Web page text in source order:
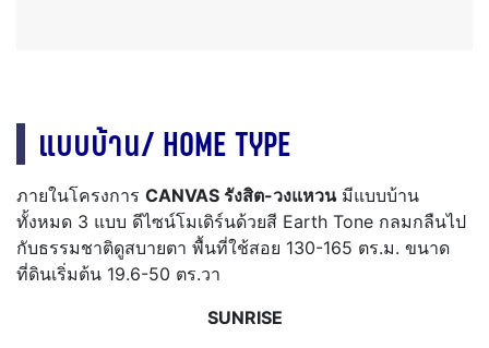
แบบบ้าน/ HOME TYPE
ภายในโครงการ CANVAS รังสิต-วงแหวนมีแบบบ้าน
ทั้งหมด 3 แบบ ดีไซน์โมเดิร์นด้วยสี Earth Tone กลมกลืนไป
กับธรรมชาติดูสบายตา พื้นที่ใช้สอย 130-165 ตร.ม. ขนาด
ที่ดินเริ่มต้น 19.6-50 ตร.วา
SUNRISE